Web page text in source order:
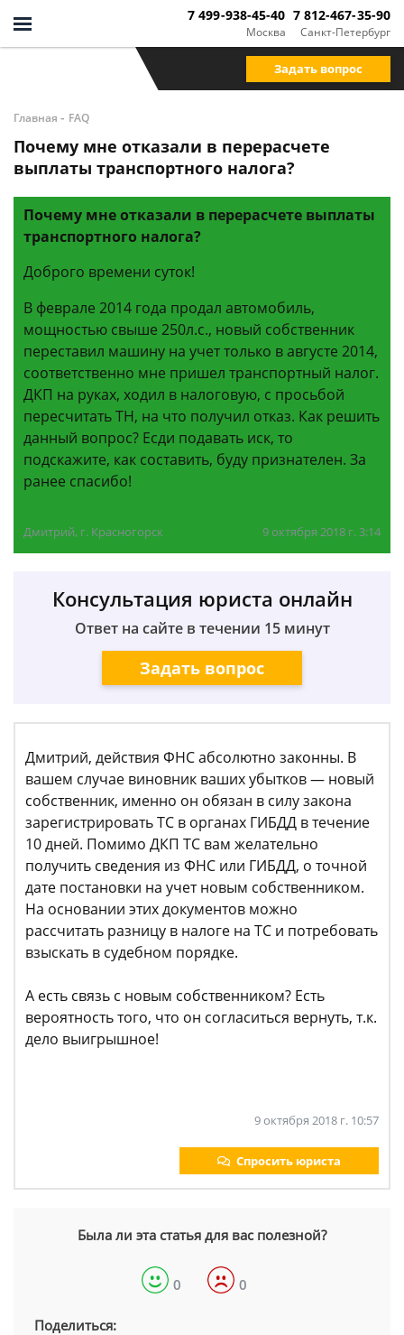
Москва
7 499-938-45-40
Санкт-Петербург
7 812-467-35-90
Задать вопрос
Главная - FAQ
Почему мне отказали в перерасчете
выплаты транспортного налога?
Почему мне отказали в перерасчете выплаты
транспортного налога?
Доброго времени суток!
В феврале 2014 года продал автомобиль,
мощностью свыше 250л.с., новый собственник
переставил машину на учет только в августе 2014,
соответственно мне пришел транспортный налог.
ДКП на руках, ходил в налоговую, с просьбой
пересчитать ТН, на что получил отказ. Как решить
данный вопрос? Есди подавать иск, то
подскажите, как составить, буду признателен. За
ранее спасибо!
Дмитрий, г. Красногорск 9 октября 2018 г. 3:14
Консультация юриста онлайн
Ответ на сайте в течении 15 минут
Задать вопрос
Дмитрий, действия ФНС абсолютно законны. В
вашем случае виновник ваших убытков — новый
собственник, именно он обязан в силу закона
зарегистрировать ТС в органах ГИБДД в течение
10 дней. Помимо ДКП ТС вам желательно
получить сведения из ФНС или ГИБДД, о точной
дате постановки на учет новым собственником.
На основании этих документов можно
рассчитать разницу в налоге на ТС и потребовать
взыскать в судебном порядке.
А есть связь с новым собственником? Есть
вероятность того, что он согласиться вернуть, т.к.
дело выигрышное!
9 октября 2018 г. 10:57
Спросить юриста
Была ли эта статья для вас полезной?
0 0
Поделиться: